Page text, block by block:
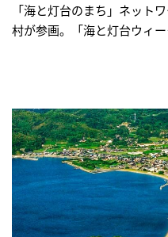
「海と灯台のまち」ネット
村が参画。「海と灯台ウィ